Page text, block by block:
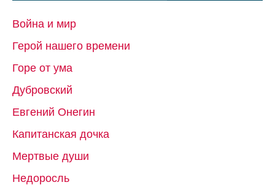
Война и мир
Герой нашего времени
Горе от ума
Дубровский
Евгений Онегин
Капитанская дочка
Мертвые души
Недоросль